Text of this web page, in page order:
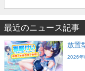
最近のニュース記事
放置
2026年